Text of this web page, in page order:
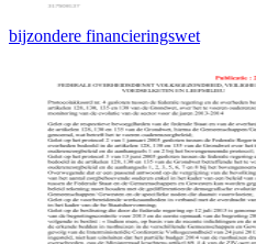
bijzondere financieringswet